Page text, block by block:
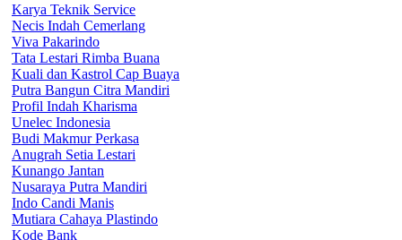
Karya Teknik Service
Necis Indah Cemerlang
Viva Pakarindo
Tata Lestari Rimba Buana
Kuali dan Kastrol Cap Buaya
Putra Bangun Citra Mandiri
Profil Indah Kharisma
Unelec Indonesia
Budi Makmur Perkasa
Anugrah Setia Lestari
Kunango Jantan
Nusaraya Putra Mandiri
Indo Candi Manis
Mutiara Cahaya Plastindo
Kode Bank